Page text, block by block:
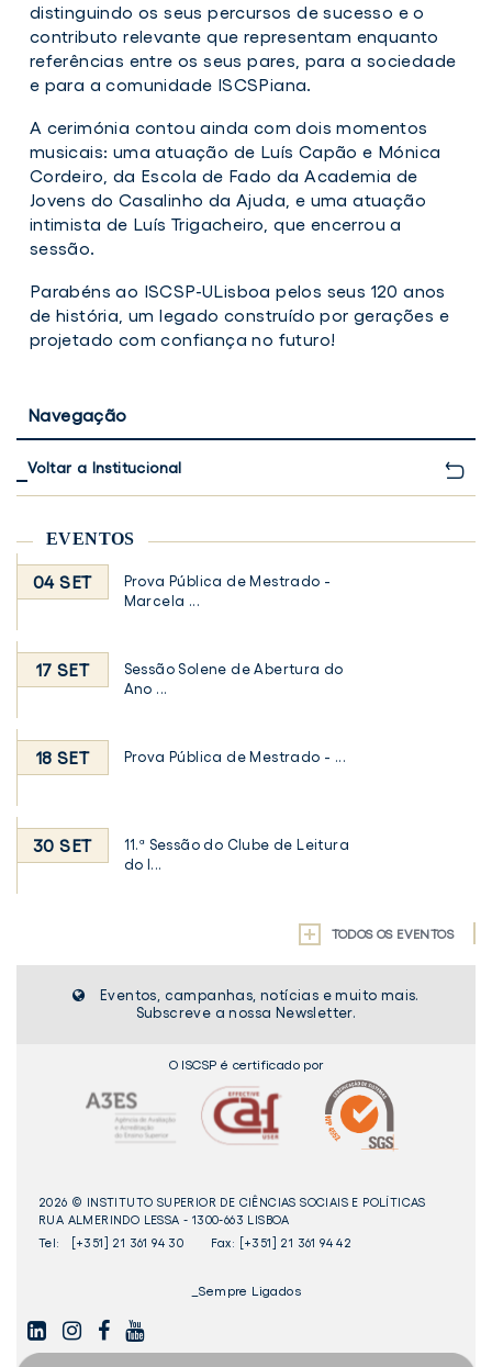
distinguindo os seus percursos de sucesso e o
contributo relevante que representam enquanto
referências entre os seus pares, para a sociedade
e para a comunidade ISCSPiana.
A cerimónia contou ainda com dois momentos
musicais: uma atuação de Luís Capão e Mónica
Cordeiro, da Escola de Fado da Academia de
Jovens do Casalinho da Ajuda, e uma atuação
intimista de Luís Trigacheiro, que encerrou a
sessão.
Parabéns ao ISCSP-ULisboa pelos seus 120 anos
de história, um legado construído por gerações e
projetado com confiança no futuro!
Navegação
Voltar a Institucional
EVENTOS
04 SET
Prova Pública de Mestrado -
Marcela ...
17 SET
Sessão Solene de Abertura do
Ano ...
18 SET Prova Pública de Mestrado - ...
30 SET
11.ª Sessão do Clube de Leitura
do I...
TODOS OS EVENTOS
Eventos, campanhas, notícias e muito mais.
Subscreve a nossa Newsletter.
O ISCSP é certificado por
2026 © INSTITUTO SUPERIOR DE CIÊNCIAS SOCIAIS E POLÍTICAS
RUA ALMERINDO LESSA - 1300-663 LISBOA
Tel:
[+351] 21 361 94 30 Fax: [+351] 21 361 94 42
_Sempre Ligados
LINKEDININSTAGAMFACEBOOK
YOUTUBE